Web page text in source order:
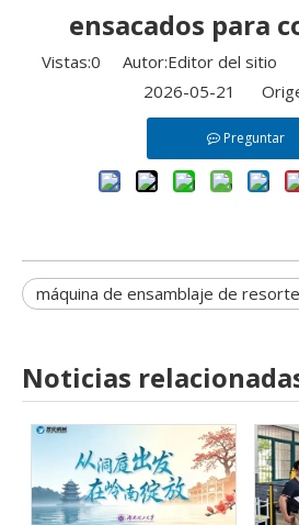
ensacados para
Vistas:0 Autor:Editor del sitio
2026-05-21
Preguntar
máquina de ensamblaje de
Noticias